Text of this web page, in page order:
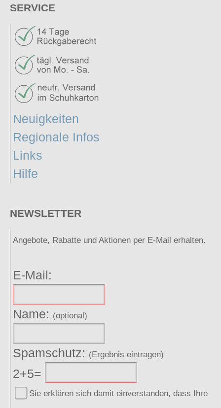
SERVICE
Neuigkeiten
Regionale Infos
Links
Hilfe
NEWSLETTER
Angebote, Rabatte und Aktionen per E-Mail erhalten.
E-Mail:
Name: (optional)
Spamschutz: (Ergebnis eintragen)
2+5=
Sie erklären sich damit einverstanden, dass Ihre